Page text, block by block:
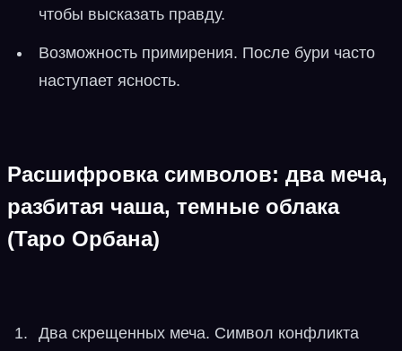
чтобы высказать правду.
Возможность примирения. После бури часто
наступает ясность.
Расшифровка символов: два меча,
разбитая чаша, темные облака
(Таро Орбана)
Два скрещенных меча. Символ конфликта